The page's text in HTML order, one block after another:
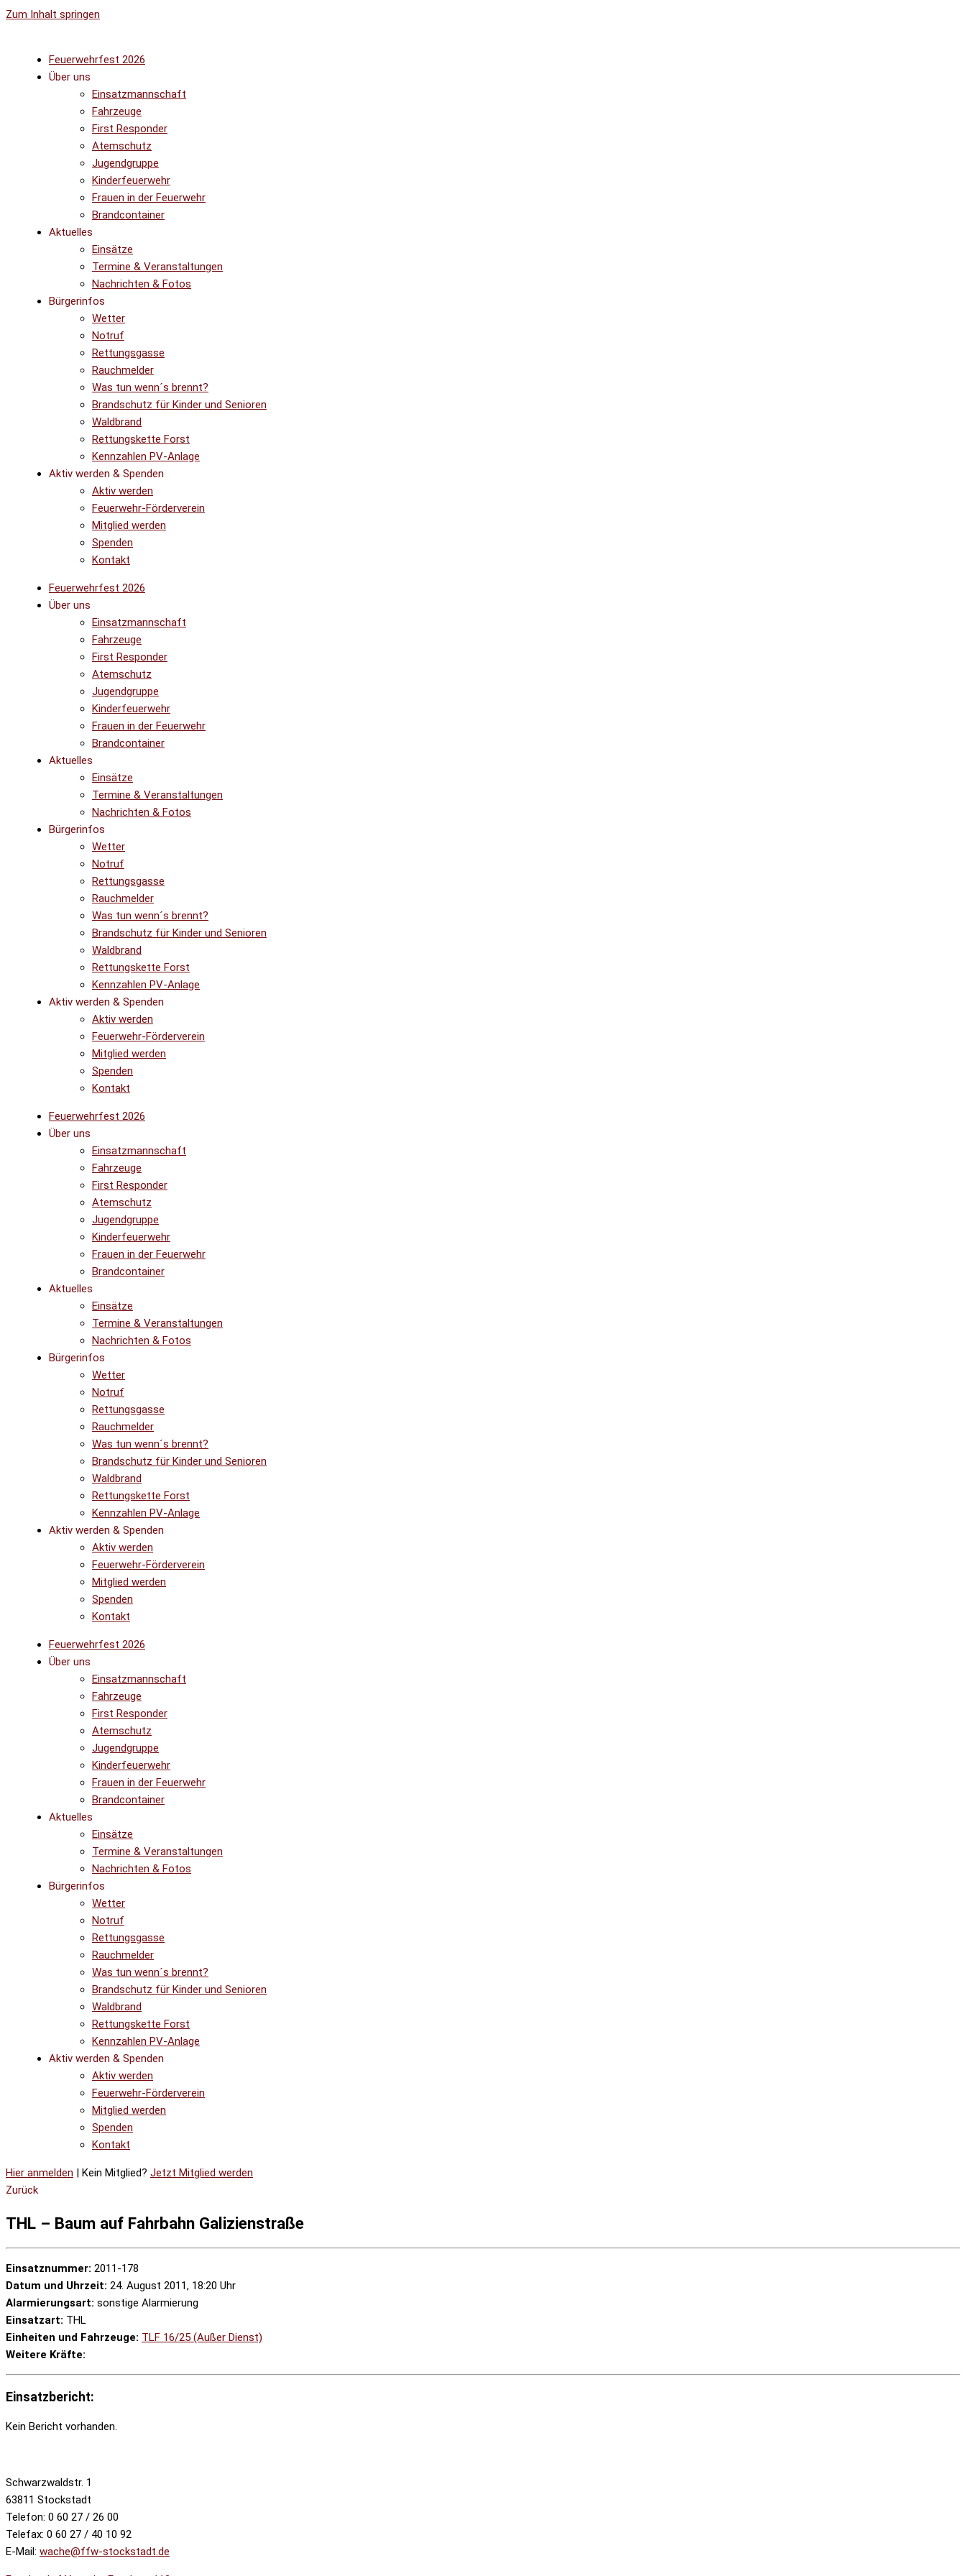
Zum Inhalt springen
Feuerwehrfest 2026
Über uns
Einsatzmannschaft
Fahrzeuge
First Responder
Atemschutz
Jugendgruppe
Kinderfeuerwehr
Frauen in der Feuerwehr
Brandcontainer
Aktuelles
Einsätze
Termine & Veranstaltungen
Nachrichten & Fotos
Bürgerinfos
Wetter
Notruf
Rettungsgasse
Rauchmelder
Was tun wenn´s brennt?
Brandschutz für Kinder und Senioren
Waldbrand
Rettungskette Forst
Kennzahlen PV-Anlage
Aktiv werden & Spenden
Aktiv werden
Feuerwehr-Förderverein
Mitglied werden
Spenden
Kontakt
Feuerwehrfest 2026
Über uns
Einsatzmannschaft
Fahrzeuge
First Responder
Atemschutz
Jugendgruppe
Kinderfeuerwehr
Frauen in der Feuerwehr
Brandcontainer
Aktuelles
Einsätze
Termine & Veranstaltungen
Nachrichten & Fotos
Bürgerinfos
Wetter
Notruf
Rettungsgasse
Rauchmelder
Was tun wenn´s brennt?
Brandschutz für Kinder und Senioren
Waldbrand
Rettungskette Forst
Kennzahlen PV-Anlage
Aktiv werden & Spenden
Aktiv werden
Feuerwehr-Förderverein
Mitglied werden
Spenden
Kontakt
Feuerwehrfest 2026
Über uns
Einsatzmannschaft
Fahrzeuge
First Responder
Atemschutz
Jugendgruppe
Kinderfeuerwehr
Frauen in der Feuerwehr
Brandcontainer
Aktuelles
Einsätze
Termine & Veranstaltungen
Nachrichten & Fotos
Bürgerinfos
Wetter
Notruf
Rettungsgasse
Rauchmelder
Was tun wenn´s brennt?
Brandschutz für Kinder und Senioren
Waldbrand
Rettungskette Forst
Kennzahlen PV-Anlage
Aktiv werden & Spenden
Aktiv werden
Feuerwehr-Förderverein
Mitglied werden
Spenden
Kontakt
Feuerwehrfest 2026
Über uns
Einsatzmannschaft
Fahrzeuge
First Responder
Atemschutz
Jugendgruppe
Kinderfeuerwehr
Frauen in der Feuerwehr
Brandcontainer
Aktuelles
Einsätze
Termine & Veranstaltungen
Nachrichten & Fotos
Bürgerinfos
Wetter
Notruf
Rettungsgasse
Rauchmelder
Was tun wenn´s brennt?
Brandschutz für Kinder und Senioren
Waldbrand
Rettungskette Forst
Kennzahlen PV-Anlage
Aktiv werden & Spenden
Aktiv werden
Feuerwehr-Förderverein
Mitglied werden
Spenden
Kontakt
Hier anmelden | Kein Mitglied? Jetzt Mitglied werden
Zurück
THL – Baum auf Fahrbahn Galizienstraße
Einsatznummer: 2011-178
Datum und Uhrzeit: 24. August 2011, 18:20 Uhr
Alarmierungsart: sonstige Alarmierung
Einsatzart: THL
Einheiten und Fahrzeuge: TLF 16/25 (Außer Dienst)
Weitere Kräfte:
Einsatzbericht:
Kein Bericht vorhanden.
Schwarzwaldstr. 1
63811 Stockstadt
Telefon: 0 60 27 / 26 00
Telefax: 0 60 27 / 40 10 92
E-Mail: wache@ffw-stockstadt.de